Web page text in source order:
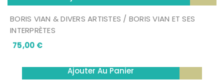
BORIS VIAN & DIVERS ARTISTES / BORIS VIAN ET SES
INTERPRÈTES
75,00 €Prix
Ajouter Au Panier